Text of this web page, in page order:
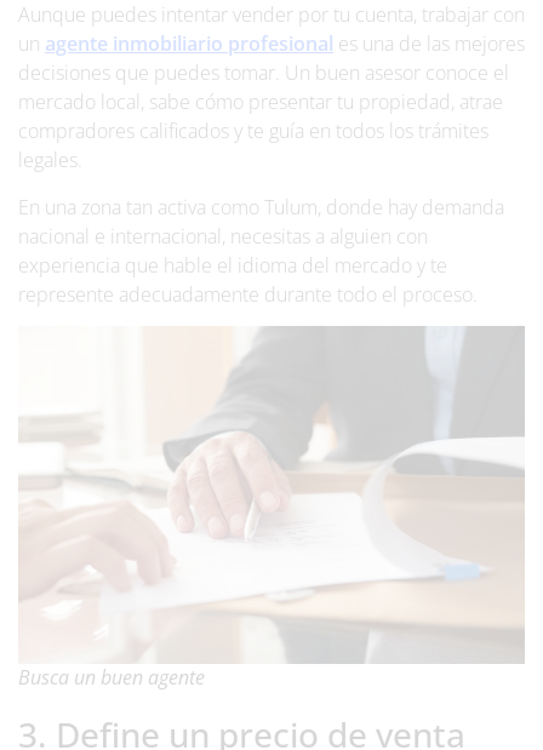
Aunque puedes intentar vender por tu cuenta, trabajar con
un agente inmobiliario profesional es una de las mejores
decisiones que puedes tomar. Un buen asesor conoce el
mercado local, sabe cómo presentar tu propiedad, atrae
compradores calificados y te guía en todos los trámites
legales.
En una zona tan activa como Tulum, donde hay demanda
nacional e internacional, necesitas a alguien con
experiencia que hable el idioma del mercado y te
represente adecuadamente durante todo el proceso.
Busca un buen agente
3. Define un precio de venta